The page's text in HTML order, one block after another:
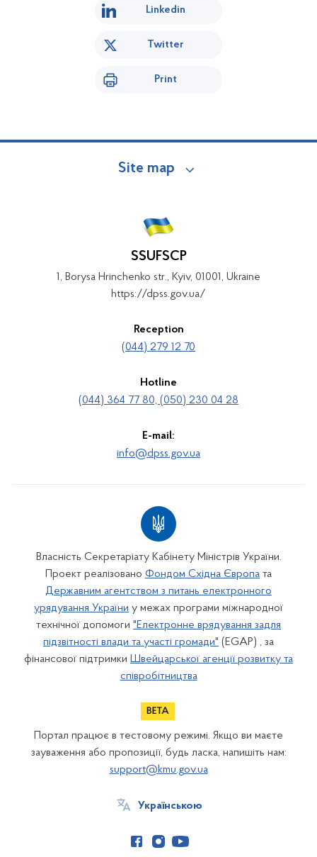
Linkedin
Twitter
Print
Site map
SSUFSCP
1, Borysa Hrinchenko str., Kyiv, 01001, Ukraine
https://dpss.gov.ua/
Reception
(044) 279 12 70
Hotline
(044) 364 77 80, (050) 230 04 28
E-mail:
info@dpss.gov.ua
Власність Секретаріату Кабінету Міністрів України.
Проект реалізовано Фондом Східна Європа та
Державним агентством з питань електронного
урядування України у межах програми міжнародної
технічної допомоги "Електронне врядування задля
підзвітності влади та участі громади" (EGAP) , за
фінансової підтримки Швейцарської агенції розвитку та
співробітництва
Портал працює в тестовому режимі. Якщо ви маєте
зауваження або пропозиції, будь ласка, напишіть нам:
support@kmu.gov.ua
Українською